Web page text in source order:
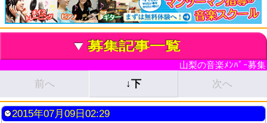
募集記事一覧
山梨の音楽ﾒﾝﾊﾞｰ募集
前へ ↓下 次へ
2015年07月09日02:29